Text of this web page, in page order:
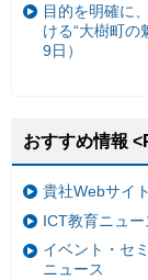
目的を明確に
ける“大樹町の
9日）
おすすめ情報
貴社Webサイ
ICT教育ニュ
イベント・セ
ニュース